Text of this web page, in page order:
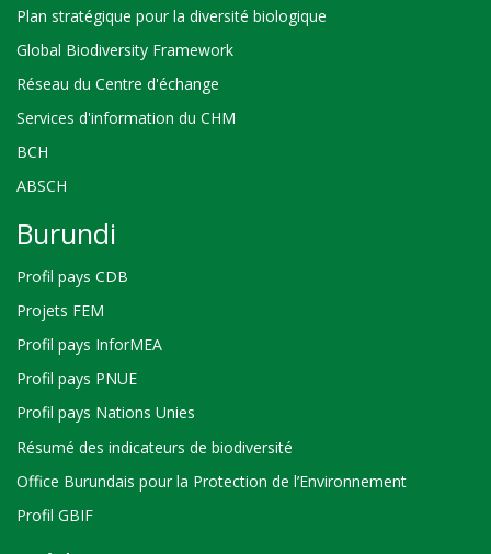
Plan stratégique pour la diversité biologique
Global Biodiversity Framework
Réseau du Centre d'échange
Services d'information du CHM
BCH
ABSCH
Burundi
Profil pays CDB
Projets FEM
Profil pays InforMEA
Profil pays PNUE
Profil pays Nations Unies
Résumé des indicateurs de biodiversité
Office Burundais pour la Protection de l’Environnement
Profil GBIF